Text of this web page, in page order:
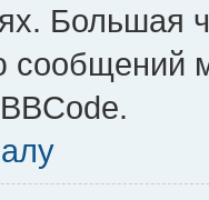
Большая